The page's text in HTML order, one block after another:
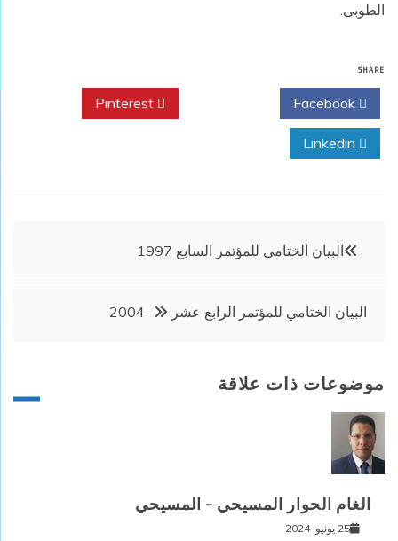
الطوبى.
SHARE
تصفّح
البيان الختامي للمؤتمر السابع 1997
البيان الختامي للمؤتمر الرابع عشر 2004
موضوعات ذات علاقة
الغام الحوار المسيحي – المسيحي
25 يونيو, 2024